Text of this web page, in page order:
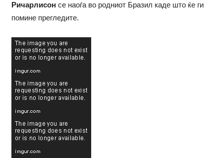
Ричарлисон се наоѓа во родниот Бразил каде што ќе ги
помине прегледите.